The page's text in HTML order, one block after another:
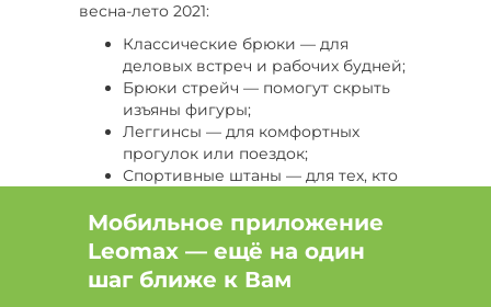
весна-лето 2021:
Классические брюки — для
деловых встреч и рабочих будней;
Брюки стрейч — помогут скрыть
изъяны фигуры;
Леггинсы — для комфортных
прогулок или поездок;
Спортивные штаны — для тех, кто
везде успевает;
Кюлоты — для модниц, которые
любят выглядеть сногсшибательно.
Мобильное приложение
Leomax — ещё на один
шаг ближе к Вам